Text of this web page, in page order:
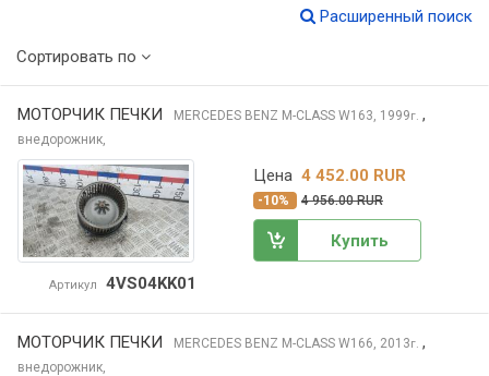
Расширенный поиск
Сортировать по
МОТОРЧИК ПЕЧКИ MERCEDES BENZ M-CLASS W163, 1999г. ,
внедорожник,
Артикул 4VS04KK01
Цена 4 452.00 RUR
-10% 4 956.00 RUR
Купить
МОТОРЧИК ПЕЧКИ MERCEDES BENZ M-CLASS W166, 2013г. ,
внедорожник,